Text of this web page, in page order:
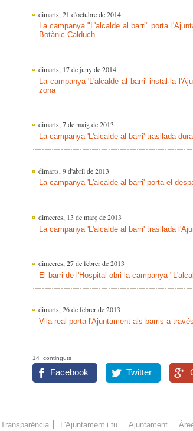
dimarts, 21 d'octubre de 2014
La campanya "L'alcalde al barri" porta
Botànic Calduch
dimarts, 17 de juny de 2014
La campanya 'L'alcalde al barri' instal·la
zona
dimarts, 7 de maig de 2013
La campanya 'L'alcalde al barri' trasllada
dimarts, 9 d'abril de 2013
La campanya 'L'alcalde al barri' porta el
dimecres, 13 de març de 2013
La campanya 'L'alcalde al barri' trasllada
dimecres, 27 de febrer de 2013
El barri de l'Hospital obri la campanya
dimarts, 26 de febrer de 2013
Vila-real porta l'Ajuntament als barris a
14 continguts
Facebook Twitter
Transparència L'Ajuntament i tu Ajuntament